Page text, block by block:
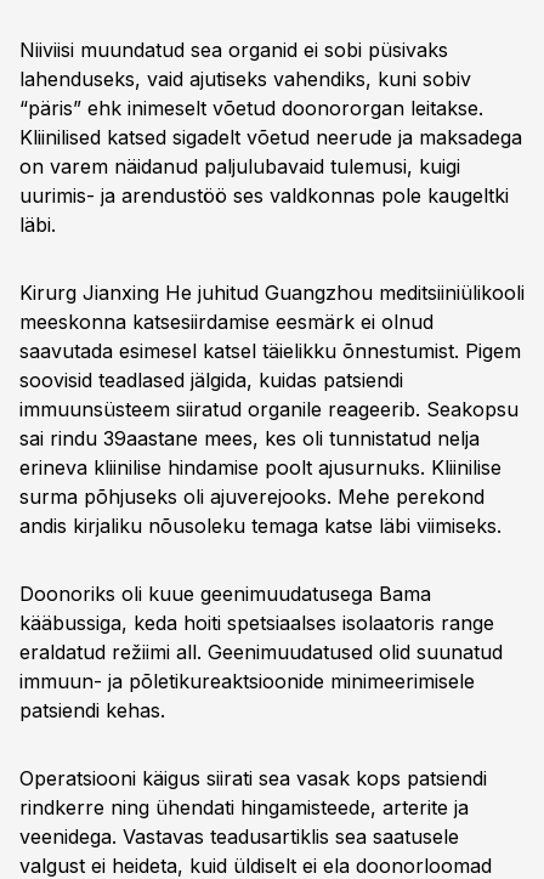
Niiviisi muundatud sea organid ei sobi püsivaks
lahenduseks, vaid ajutiseks vahendiks, kuni sobiv
“päris” ehk inimeselt võetud doonororgan leitakse.
Kliinilised katsed sigadelt võetud neerude ja maksadega
on varem näidanud paljulubavaid tulemusi, kuigi
uurimis- ja arendustöö ses valdkonnas pole kaugeltki
läbi.
Kirurg Jianxing He juhitud Guangzhou meditsiiniülikooli
meeskonna katsesiirdamise eesmärk ei olnud
saavutada esimesel katsel täielikku õnnestumist. Pigem
soovisid teadlased jälgida, kuidas patsiendi
immuunsüsteem siiratud organile reageerib. Seakopsu
sai rindu 39aastane mees, kes oli tunnistatud nelja
erineva kliinilise hindamise poolt ajusurnuks. Kliinilise
surma põhjuseks oli ajuverejooks. Mehe perekond
andis kirjaliku nõusoleku temaga katse läbi viimiseks.
Doonoriks oli kuue geenimuudatusega Bama
kääbussiga, keda hoiti spetsiaalses isolaatoris range
eraldatud režiimi all. Geenimuudatused olid suunatud
immuun- ja põletikureaktsioonide minimeerimisele
patsiendi kehas.
Operatsiooni käigus siirati sea vasak kops patsiendi
rindkerre ning ühendati hingamisteede, arterite ja
veenidega. Vastavas teadusartiklis sea saatusele
valgust ei heideta, kuid üldiselt ei ela doonorloomad